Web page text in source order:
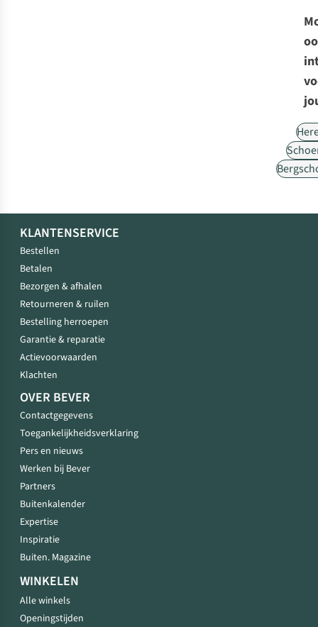
KLANTENSERVICE
Bestellen
Betalen
Bezorgen & afhalen
Retourneren & ruilen
Bestelling herroepen
Garantie & reparatie
Actievoorwaarden
Klachten
OVER BEVER
Contactgegevens
Toegankelijkheidsverklaring
Pers en nieuws
Werken bij Bever
Partners
Buitenkalender
Expertise
Inspiratie
Buiten. Magazine
WINKELEN
Alle winkels
Openingstijden